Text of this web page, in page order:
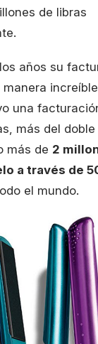
de libras
años su
una
más del
más de 2
a través de
el mundo.